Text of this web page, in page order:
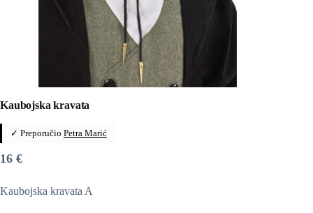
Kaubojska kravata
✓ Preporučio Petra Marić
16 €
Kaubojska kravata A